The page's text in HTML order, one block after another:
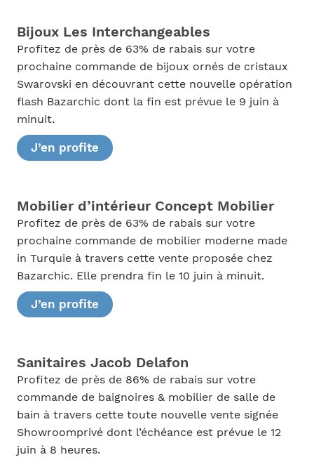
Bijoux Les Interchangeables
Profitez de près de 63% de rabais sur votre
prochaine commande de bijoux ornés de cristaux
Swarovski en découvrant cette nouvelle opération
flash Bazarchic dont la fin est prévue le 9 juin à
minuit.
J’en profite
Mobilier d’intérieur Concept Mobilier
Profitez de près de 63% de rabais sur votre
prochaine commande de mobilier moderne made
in Turquie à travers cette vente proposée chez
Bazarchic. Elle prendra fin le 10 juin à minuit.
J’en profite
Sanitaires Jacob Delafon
Profitez de près de 86% de rabais sur votre
commande de baignoires & mobilier de salle de
bain à travers cette toute nouvelle vente signée
Showroomprivé dont l’échéance est prévue le 12
juin à 8 heures.